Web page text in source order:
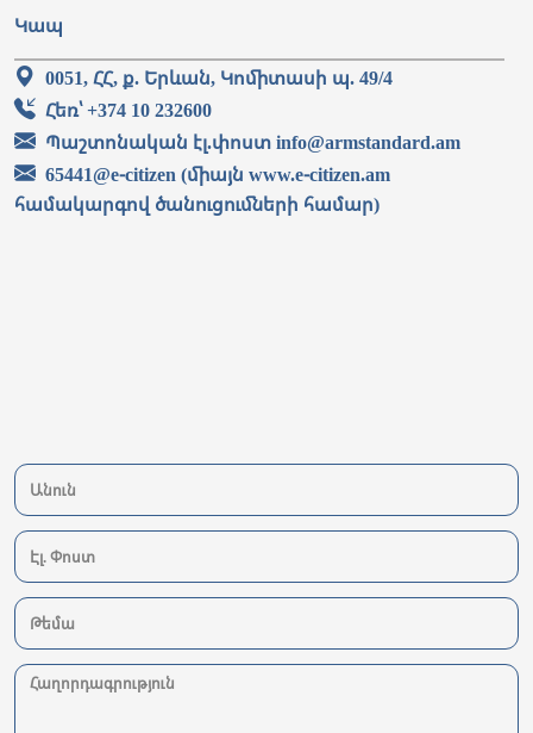
Կապ
0051, ՀՀ, ք. Երևան, Կոմիտասի պ. 49/4
Հեռ՝ +374 10 232600
Պաշտոնական էլ.փոստ info@armstandard.am
65441@e-citizen (միայն www.e-citizen.am
համակարգով ծանուցումների համար)